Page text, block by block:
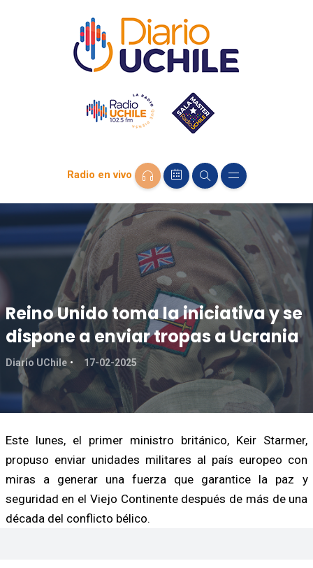
Radio en vivo
Reino Unido toma la iniciativa y se
dispone a enviar tropas a Ucrania
Diario UChile 17-02-2025
Este lunes, el primer ministro británico, Keir Starmer,
propuso enviar unidades militares al país europeo con
miras a generar una fuerza que garantice la paz y
seguridad en el Viejo Continente después de más de una
década del conflicto bélico.